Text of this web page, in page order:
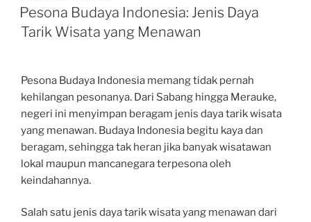
ON
Pesona Budaya Indonesia: Jenis Daya
Tarik Wisata yang Menawan
Pesona Budaya Indonesia memang tidak pernah
kehilangan pesonanya. Dari Sabang hingga Merauke,
negeri ini menyimpan beragam jenis daya tarik wisata
yang menawan. Budaya Indonesia begitu kaya dan
beragam, sehingga tak heran jika banyak wisatawan
lokal maupun mancanegara terpesona oleh
keindahannya.
Salah satu jenis daya tarik wisata yang menawan dari